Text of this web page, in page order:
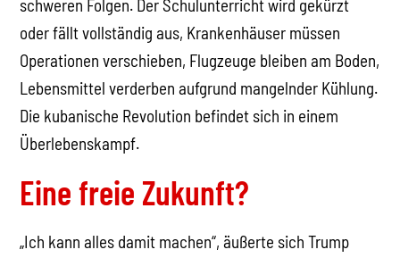
schweren Folgen. Der Schulunterricht wird gekürzt
oder fällt vollständig aus, Krankenhäuser müssen
Operationen verschieben, Flugzeuge bleiben am Boden,
Lebensmittel verderben aufgrund mangelnder Kühlung.
Die kubanische Revolution befindet sich in einem
Überlebenskampf.
Eine freie Zukunft?
„Ich kann alles damit machen“, äußerte sich Trump